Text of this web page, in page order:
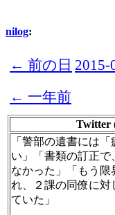
nilog:
← 前の日 2015-
← 一年前
Twitter
「警部の遺書には
い」「書類の訂正で
なかった」「もう限
れ、２課の同僚に対
ていた」